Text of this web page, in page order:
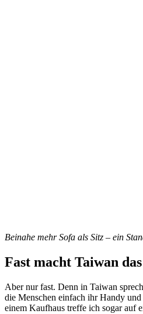
Beinahe mehr Sofa als Sitz – ein
Fast macht Taiwan
Aber nur fast. Denn in Taiwan
die Menschen einfach ihr Handy
einem Kaufhaus treffe ich sogar auf